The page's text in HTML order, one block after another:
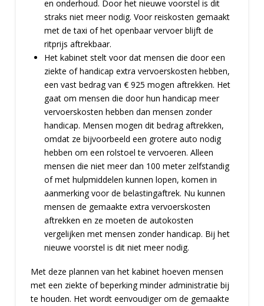
en onderhoud. Door het nieuwe voorstel is dit
straks niet meer nodig. Voor reiskosten gemaakt
met de taxi of het openbaar vervoer blijft de
ritprijs aftrekbaar.
Het kabinet stelt voor dat mensen die door een
ziekte of handicap extra vervoerskosten hebben,
een vast bedrag van € 925 mogen aftrekken. Het
gaat om mensen die door hun handicap meer
vervoerskosten hebben dan mensen zonder
handicap. Mensen mogen dit bedrag aftrekken,
omdat ze bijvoorbeeld een grotere auto nodig
hebben om een rolstoel te vervoeren. Alleen
mensen die niet meer dan 100 meter zelfstandig
of met hulpmiddelen kunnen lopen, komen in
aanmerking voor de belastingaftrek. Nu kunnen
mensen de gemaakte extra vervoerskosten
aftrekken en ze moeten de autokosten
vergelijken met mensen zonder handicap. Bij het
nieuwe voorstel is dit niet meer nodig.
Met deze plannen van het kabinet hoeven mensen
met een ziekte of beperking minder administratie bij
te houden. Het wordt eenvoudiger om de gemaakte